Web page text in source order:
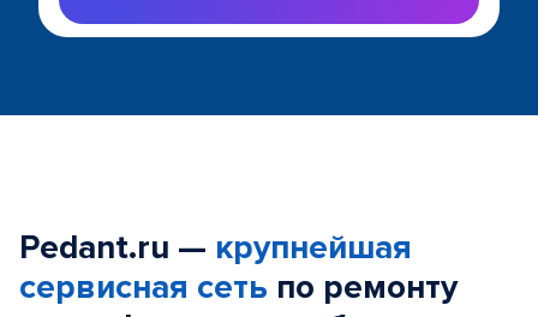
Pedant.ru — крупнейшая
сервисная сеть по ремонту